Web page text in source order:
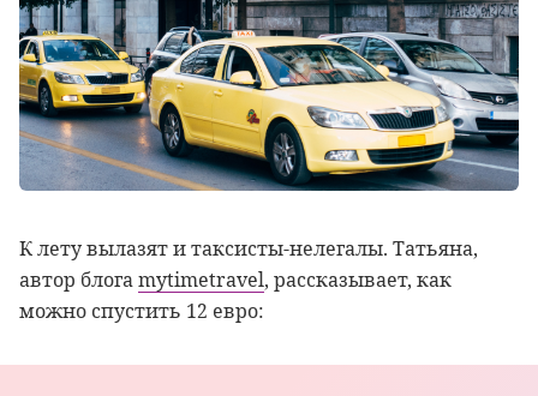
К лету вылазят и таксисты-нелегалы. Татьяна,
автор блогаmytimetravel, рассказывает, как
можно спустить 12 евро: